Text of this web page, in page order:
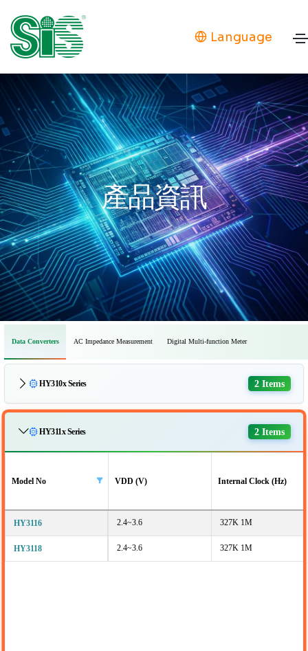
Language
產品資訊
Data Converters AC Impedance Measurement Digital Multi-function Meter
HY310x Series 2 Items
HY311x Series 2 Items
Model No VDD (V) Internal Clock (Hz)
HY3116 2.4~3.6 327K 1M
HY3118 2.4~3.6 327K 1M